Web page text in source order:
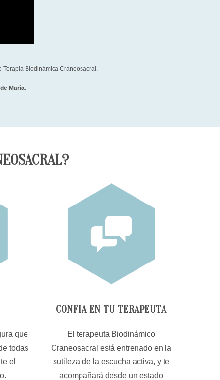
Terapia Biodinámica Craneosacral.
María.
que
todas
el
CONFIA EN TU TERAPEUTA
El terapeuta Biodinámico
Craneosacral está entrenado en la
sutileza de la escucha activa, y te
acompañará desde un estado